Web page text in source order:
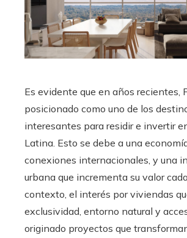
Es evidente que en años recientes,
posicionado como uno de los
interesantes para residir e invertir
Latina. Esto se debe a una
conexiones internacionales, y una
urbana que incrementa su valor
contexto, el interés por viviendas
exclusividad, entorno natural y
originado proyectos que